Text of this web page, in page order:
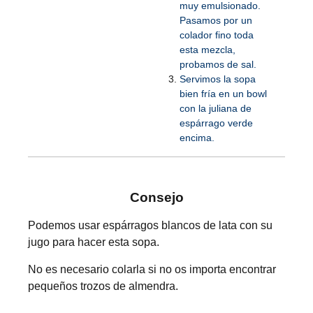
muy emulsionado.
Pasamos por un
colador fino toda
esta mezcla,
probamos de sal.
Servimos la sopa
bien fría en un bowl
con la juliana de
espárrago verde
encima.
Consejo
Podemos usar espárragos blancos de lata con su
jugo para hacer esta sopa.
No es necesario colarla si no os importa encontrar
pequeños trozos de almendra.